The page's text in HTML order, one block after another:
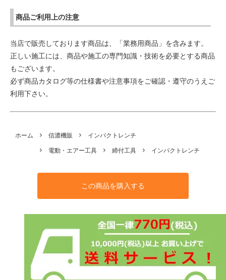
商品ご利用上の注意
当店で販売しております商品は、「業務用商品」を含みます。
正しい施工には、商品や施工の専門知識・技術を必要とする商品
もございます。
必ず商品カタログ等の仕様書や注意事項をご確認・遵守のうえご
利用下さい。
ホーム 信濃機販
インパクトレンチ
電動・エアー工具
締付工具 インパクトレンチ
この商品を購入する